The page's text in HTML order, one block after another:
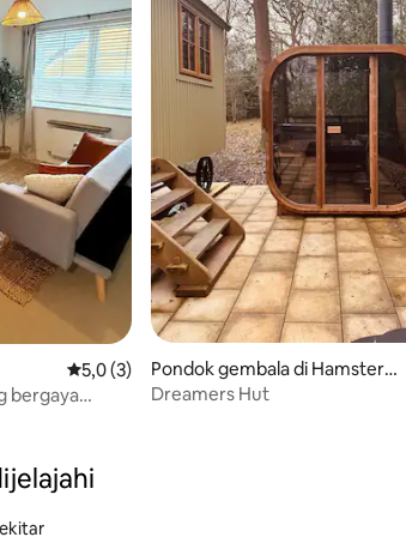
Nilai rata-rata 5,0 dari 5, 3 ulasan
5,0 (3)
bergaya
Pondok gembala di Hamsterl
ey Mill
Dreamers Hut